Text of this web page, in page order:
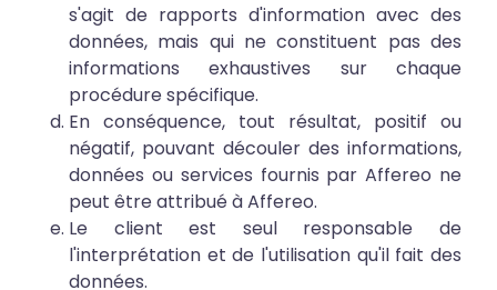
s'agit de rapports d'information avec des
données, mais qui ne constituent pas des
informations exhaustives sur chaque
procédure spécifique.
En conséquence, tout résultat, positif ou
négatif, pouvant découler des informations,
données ou services fournis par Affereo ne
peut être attribué à Affereo.
Le client est seul responsable de
l'interprétation et de l'utilisation qu'il fait des
données.